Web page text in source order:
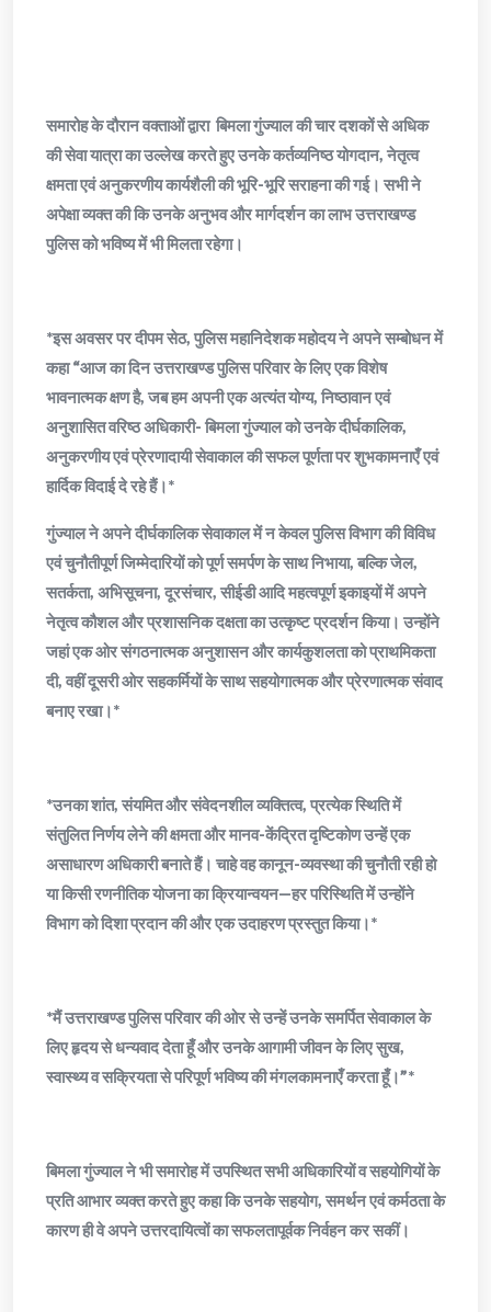
समारोह के दौरान वक्ताओं द्वारा बिमला गुंज्याल की चार दशकों से अधिक
की सेवा यात्रा का उल्लेख करते हुए उनके कर्तव्यनिष्ठ योगदान, नेतृत्व
क्षमता एवं अनुकरणीय कार्यशैली की भूरि-भूरि सराहना की गई। सभी ने
अपेक्षा व्यक्त की कि उनके अनुभव और मार्गदर्शन का लाभ उत्तराखण्ड
पुलिस को भविष्य में भी मिलता रहेगा।
*इस अवसर पर दीपम सेठ, पुलिस महानिदेशक महोदय ने अपने सम्बोधन में
कहा “आज का दिन उत्तराखण्ड पुलिस परिवार के लिए एक विशेष
भावनात्मक क्षण है, जब हम अपनी एक अत्यंत योग्य, निष्ठावान एवं
अनुशासित वरिष्ठ अधिकारी- बिमला गुंज्याल को उनके दीर्घकालिक,
अनुकरणीय एवं प्रेरणादायी सेवाकाल की सफल पूर्णता पर शुभकामनाएँ एवं
हार्दिक विदाई दे रहे हैं।*
गुंज्याल ने अपने दीर्घकालिक सेवाकाल में न केवल पुलिस विभाग की विविध
एवं चुनौतीपूर्ण जिम्मेदारियों को पूर्ण समर्पण के साथ निभाया, बल्कि जेल,
सतर्कता, अभिसूचना, दूरसंचार, सीईडी आदि महत्वपूर्ण इकाइयों में अपने
नेतृत्व कौशल और प्रशासनिक दक्षता का उत्कृष्ट प्रदर्शन किया। उन्होंने
जहां एक ओर संगठनात्मक अनुशासन और कार्यकुशलता को प्राथमिकता
दी, वहीं दूसरी ओर सहकर्मियों के साथ सहयोगात्मक और प्रेरणात्मक संवाद
बनाए रखा।*
*उनका शांत, संयमित और संवेदनशील व्यक्तित्व, प्रत्येक स्थिति में
संतुलित निर्णय लेने की क्षमता और मानव-केंद्रित दृष्टिकोण उन्हें एक
असाधारण अधिकारी बनाते हैं। चाहे वह कानून-व्यवस्था की चुनौती रही हो
या किसी रणनीतिक योजना का क्रियान्वयन—हर परिस्थिति में उन्होंने
विभाग को दिशा प्रदान की और एक उदाहरण प्रस्तुत किया।*
*मैं उत्तराखण्ड पुलिस परिवार की ओर से उन्हें उनके समर्पित सेवाकाल के
लिए हृदय से धन्यवाद देता हूँ और उनके आगामी जीवन के लिए सुख,
स्वास्थ्य व सक्रियता से परिपूर्ण भविष्य की मंगलकामनाएँ करता हूँ।”*
बिमला गुंज्याल ने भी समारोह में उपस्थित सभी अधिकारियों व सहयोगियों के
प्रति आभार व्यक्त करते हुए कहा कि उनके सहयोग, समर्थन एवं कर्मठता के
कारण ही वे अपने उत्तरदायित्वों का सफलतापूर्वक निर्वहन कर सकीं।